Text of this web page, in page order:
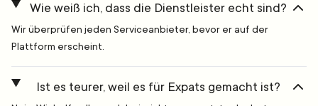
Wie weiß ich, dass die Dienstleister echt sind?
Wir überprüfen jeden Serviceanbieter, bevor er auf der
Plattform erscheint.
Ist es teurer, weil es für Expats gemacht ist?